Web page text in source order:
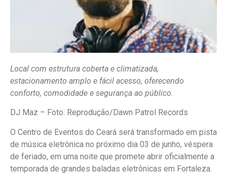
Local com estrutura coberta e climatizada,
estacionamento amplo e fácil acesso, oferecendo
conforto, comodidade e segurança ao público.
DJ Maz – Foto: Reprodução/Dawn Patrol Records
O Centro de Eventos do Ceará será transformado em pista
de música eletrônica no próximo dia 03 de junho, véspera
de feriado, em uma noite que promete abrir oficialmente a
temporada de grandes baladas eletrônicas em Fortaleza.